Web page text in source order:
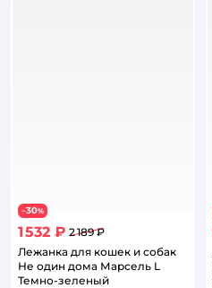
−30%
1 532 ₽ 2 189 ₽
Лежанка для кошек и собак
Не один дома Марсель L
Темно-зеленый